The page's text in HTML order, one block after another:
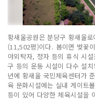
황새울공원은 분당구 황새울
(11,502평)이다. 봄이면 벚꽃
야외탁자, 정자 등의 휴식 시
구 등의 운동 시설이 다수 설
년에 황새울 국민체육센터가
육 문화시설에는 실내 게이트
등이 있어 다양한 체육시설을